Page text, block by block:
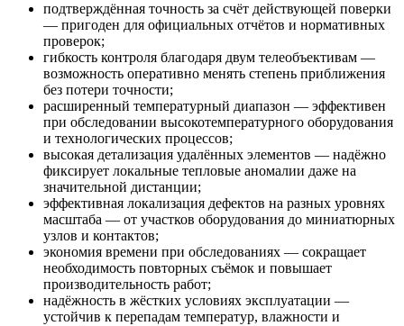
подтверждённая точность за счёт действующей поверки
— пригоден для официальных отчётов и нормативных
проверок;
гибкость контроля благодаря двум телеобъективам —
возможность оперативно менять степень приближения
без потери точности;
расширенный температурный диапазон — эффективен
при обследовании высокотемпературного оборудования
и технологических процессов;
высокая детализация удалённых элементов — надёжно
фиксирует локальные тепловые аномалии даже на
значительной дистанции;
эффективная локализация дефектов на разных уровнях
масштаба — от участков оборудования до миниатюрных
узлов и контактов;
экономия времени при обследованиях — сокращает
необходимость повторных съёмок и повышает
производительность работ;
надёжность в жёстких условиях эксплуатации —
устойчив к перепадам температур, влажности и